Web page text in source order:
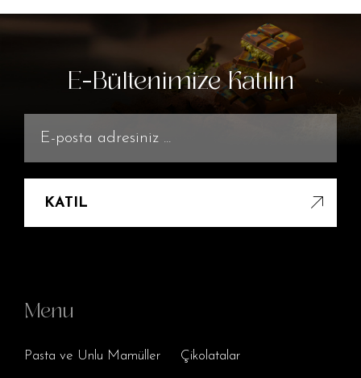
E-Bültenimize Katılın
KATIL
Menu
Pasta ve Unlu Mamüller Çikolatalar